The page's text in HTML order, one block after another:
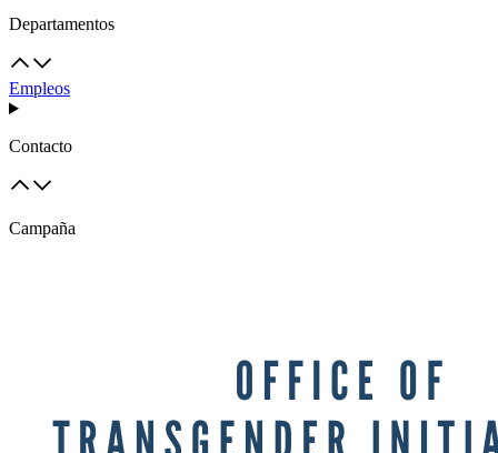
Departamentos
Empleos
Contacto
Campaña